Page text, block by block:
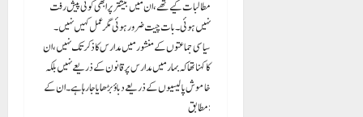
مطالبات کیے تھے، ان میں بیشتر پر ابھی کوئی پیش رفت
نہیں ہوئی۔ بات چیت ضرور ہوئی مگر عمل کہیں نہیں۔
سیاسی جماعتوں کے منشور میں مدارس کا ذکر تک نہیں، ان
کا کہنا تھا کہ بہار میں مدارس پر قانون کے ذریعے نہیں بلکہ
خاموش پالیسیوں کے ذریعے دباؤ بڑھایا جا رہا ہے۔ ان کے
مطابق: